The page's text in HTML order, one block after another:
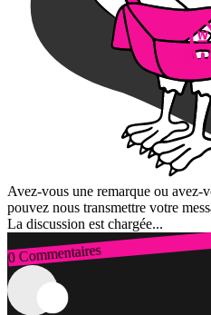
Avez-vous une remarque ou avez-
pouvez nous transmettre votre
La discussion est chargée...
0 Commentaires
Connexion